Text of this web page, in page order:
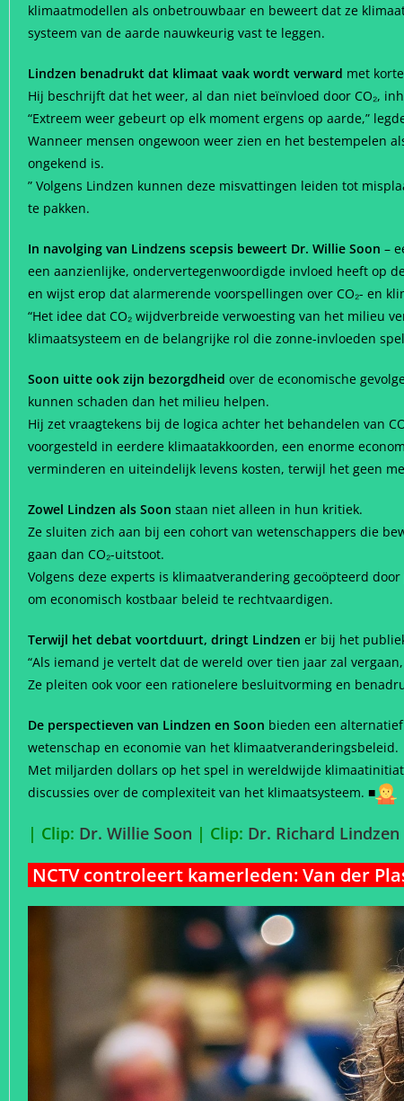
klimaatmodellen als onbetrouwbaar en beweert dat ze
systeem van de aarde nauwkeurig vast te leggen.
Lindzen benadrukt dat klimaat vaak wordt verward met
Hij beschrijft dat het weer, al dan niet beïnvloed door CO₂,
“Extreem weer gebeurt op elk moment ergens op aarde,”
Wanneer mensen ongewoon weer zien en het bestempelen
ongekend is.
” Volgens Lindzen kunnen deze misvattingen leiden tot
te pakken.
In navolging van Lindzens scepsis beweert Dr. Willie Soon –
een aanzienlijke, ondervertegenwoordigde invloed heeft op
en wijst erop dat alarmerende voorspellingen over CO₂- en
“Het idee dat CO₂ wijdverbreide verwoesting van het milieu
klimaatsysteem en de belangrijke rol die zonne-invloeden
Soon uitte ook zijn bezorgdheid over de economische
kunnen schaden dan het milieu helpen.
Hij zet vraagtekens bij de logica achter het behandelen van
voorgesteld in eerdere klimaatakkoorden, een enorme
verminderen en uiteindelijk levens kosten, terwijl het geen
Zowel Lindzen als Soon staan niet alleen in hun kritiek.
Ze sluiten zich aan bij een cohort van wetenschappers die
gaan dan CO₂-uitstoot.
Volgens deze experts is klimaatverandering gecoöpteerd
om economisch kostbaar beleid te rechtvaardigen.
Terwijl het debat voortduurt, dringt Lindzen er bij het
“Als iemand je vertelt dat de wereld over tien jaar zal
Ze pleiten ook voor een rationelere besluitvorming en
De perspectieven van Lindzen en Soon bieden een
wetenschap en economie van het klimaatveranderingsbeleid.
Met miljarden dollars op het spel in wereldwijde
discussies over de complexiteit van het klimaatsysteem. ■
| Clip: Dr. Willie Soon | Clip: Dr. Richard Lindzen
NCTV controleert kamerleden: Van der